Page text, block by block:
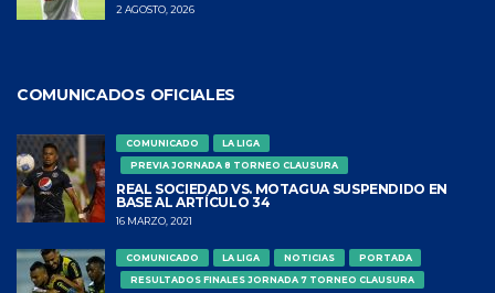
2 AGOSTO, 2026
COMUNICADOS OFICIALES
COMUNICADO
LA LIGA
PREVIA JORNADA 8 TORNEO CLAUSURA
REAL SOCIEDAD VS. MOTAGUA SUSPENDIDO EN
BASE AL ARTÍCULO 34
16 MARZO, 2021
COMUNICADO LA LIGA NOTICIAS
PORTADA
RESULTADOS FINALES JORNADA 7 TORNEO CLAUSURA